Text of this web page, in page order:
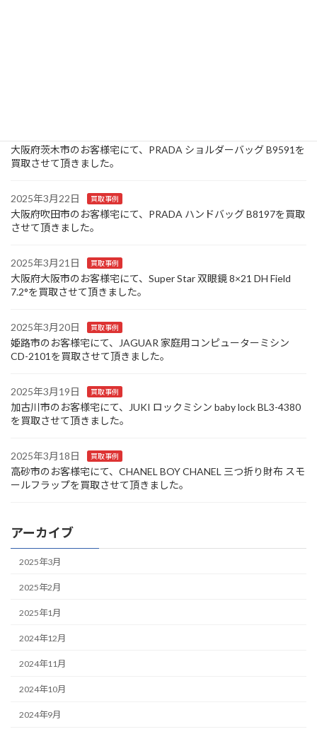
大阪府茨木市のお客様宅にて、PRADA ショルダーバッグ B9591を
買取させて頂きました。
2025年3月22日 買取事例
大阪府吹田市のお客様宅にて、PRADA ハンドバッグ B8197を買取
させて頂きました。
2025年3月21日 買取事例
大阪府大阪市のお客様宅にて、Super Star 双眼鏡 8×21 DH Field
7.2°を買取させて頂きました。
2025年3月20日 買取事例
姫路市のお客様宅にて、JAGUAR 家庭用コンピューターミシン
CD-2101を買取させて頂きました。
2025年3月19日 買取事例
加古川市のお客様宅にて、JUKI ロックミシン baby lock BL3-4380
を買取させて頂きました。
2025年3月18日 買取事例
高砂市のお客様宅にて、CHANEL BOY CHANEL 三つ折り財布 スモ
ールフラップを買取させて頂きました。
アーカイブ
2025年3月
2025年2月
2025年1月
2024年12月
2024年11月
2024年10月
2024年9月